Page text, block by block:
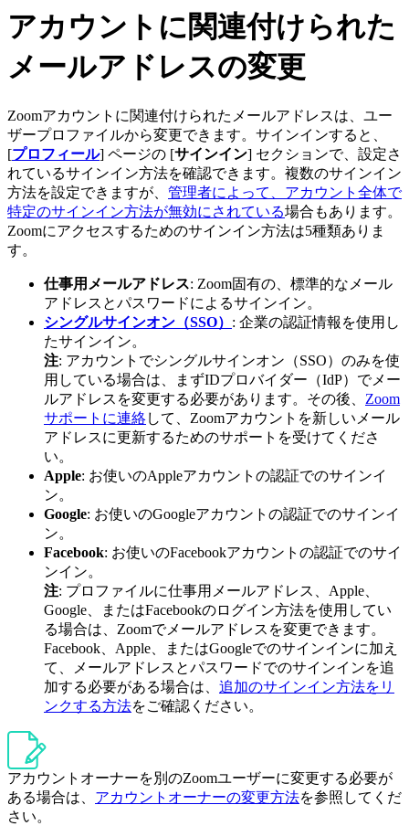
アカウントに関連付けられた
メールアドレスの変更
Zoomアカウントに関連付けられたメールアドレスは、ユー
ザープロファイルから変更できます。サインインすると、
[プロフィール] ページの [サインイン] セクションで、設定さ
れているサインイン方法を確認できます。複数のサインイン
方法を設定できますが、 管理者によって、アカウント全体で
特定のサインイン方法が無効にされている場合もあります。
Zoomにアクセスするためのサインイン方法は5種類ありま
す。
仕事用メールアドレス: Zoom固有の、標準的なメール
アドレスとパスワードによるサインイン。
シングルサインオン（SSO） : 企業の認証情報を使用し
たサインイン。
注: アカウントでシングルサインオン（SSO）のみを使
用している場合は、まずIDプロバイダー（IdP）でメー
ルアドレスを変更する必要があります。その後、 Zoom
サポートに連絡して、Zoomアカウントを新しいメール
アドレスに更新するためのサポートを受けてくださ
い。
Apple: お使いのAppleアカウントの認証でのサインイ
ン。
Google: お使いのGoogleアカウントの認証でのサインイ
ン。
Facebook: お使いのFacebookアカウントの認証でのサイ
ンイン。
注: プロファイルに仕事用メールアドレス、Apple、
Google、またはFacebookのログイン方法を使用してい
る場合は、Zoomでメールアドレスを変更できます。
Facebook、Apple、またはGoogleでのサインインに加え
て、メールアドレスとパスワードでのサインインを追
加する必要がある場合は、 追加のサインイン方法をリ
ンクする方法をご確認ください。
アカウントオーナーを別のZoomユーザーに変更する必要が
ある場合は、 アカウントオーナーの変更方法を参照してくだ
さい。